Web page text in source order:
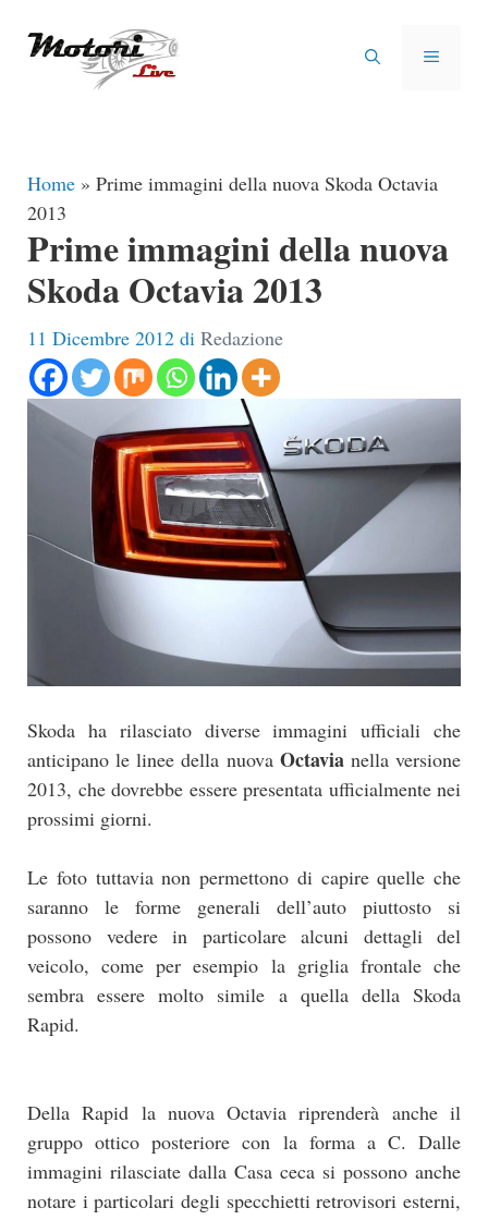
MENU
Home » Prime immagini della nuova Skoda Octavia
2013
Prime immagini della nuova
Skoda Octavia 2013
11 Dicembre 2012 di Redazione
Skoda ha rilasciato diverse immagini ufficiali che
anticipano le linee della nuova Octavianella versione
2013, che dovrebbe essere presentata ufficialmente nei
prossimi giorni.
Le foto tuttavia non permettono di capire quelle che
saranno le forme generali dell’auto piuttosto si
possono vedere in particolare alcuni dettagli del
veicolo, come per esempio la griglia frontale che
sembra essere molto simile a quella della Skoda
Rapid.
Della Rapid la nuova Octavia riprenderà anche il
gruppo ottico posteriore con la forma a C. Dalle
immagini rilasciate dalla Casa ceca si possono anche
notare i particolari degli specchietti retrovisori esterni,